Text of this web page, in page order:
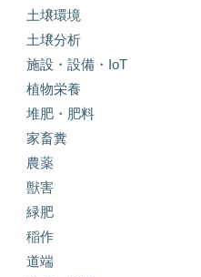
土壌環境
土壌分析
施設・設備・IoT
植物栄養
堆肥・肥料
家畜糞
農薬
獣害
緑肥
稲作
道端